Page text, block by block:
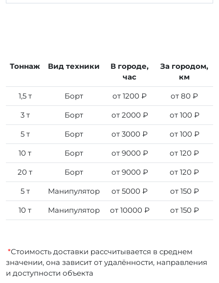
Тоннаж Вид техники
В городе,
час
За городом,
км
1,5 т Борт от 1200 ₽ от 80 ₽
3 т Борт от 2000 ₽ от 100 ₽
5 т Борт от 3000 ₽ от 100 ₽
10 т Борт от 9000 ₽ от 120 ₽
20 т Борт от 9000 ₽ от 120 ₽
5 т Манипулятор от 5000 ₽ от 150 ₽
10 т Манипулятор от 10000 ₽ от 150 ₽
*Стоимость доставки рассчитывается в среднем
значении, она зависит от удалённости, направления
и доступности объекта